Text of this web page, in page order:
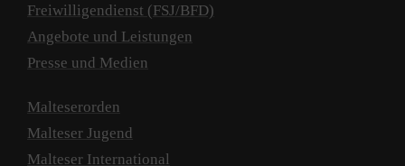
Freiwilligendienst (FSJ/BFD)
Angebote und Leistungen
Presse und Medien
Malteserorden
Malteser Jugend
Malteser International